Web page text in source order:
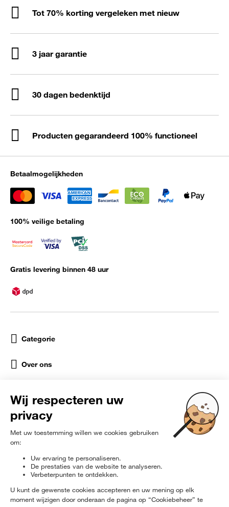
Tot 70% korting vergeleken met nieuw
3 jaar garantie
30 dagen bedenktijd
Producten gegarandeerd 100% functioneel
Betaalmogelijkheden
100% veilige betaling
Gratis levering binnen 48 uur
Categorie
Over ons
Sociale netwerken
rɘ furbished